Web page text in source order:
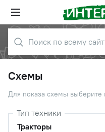
Схемы
Для показа схемы
Тип техники
Тракторы